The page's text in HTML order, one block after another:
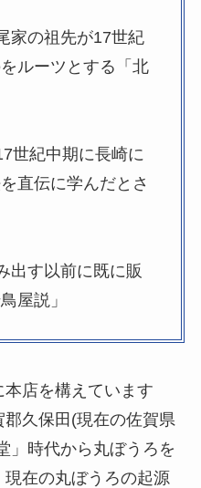
家の祖先が17世紀
ルーツとする「北
世紀中期に長崎に
直伝に学んだとさ
出す以前に既に販
屋説」
本店を構えています
久保田(現在の佐賀県
」時代から丸ぼうろを
在の丸ぼうろの起源